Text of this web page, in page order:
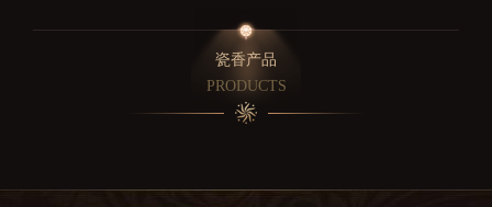
瓷香产品
PRODUCTS